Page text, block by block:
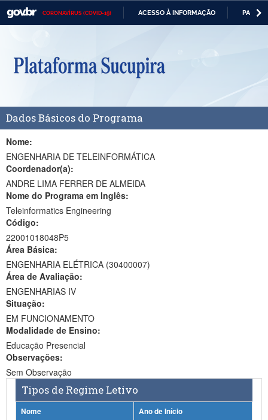
CORONAVÍRUS (COVID-19) ACESSO À INFORMAÇÃO
Casa Civil
Ministério da Defesa
Ministério da Economia
Ministério da Infraestrutura
Ministério da Educação
Ministério da Cidadania
Ministério da Saúde
Ministério de Minas e Energia
Ministério da Ciência, Tecnologia, Inovações e Comunicações
Ministério do Meio Ambiente
Ministério do Turismo
Ministério do Desenvolvimento Regional
Controladoria-Geral da União
Ministério da Mulher, da Família e dos Direitos Humanos
Dados Básicos do Programa
Nome:
ENGENHARIA DE TELEINFORMÁTICA
Coordenador(a):
ANDRE LIMA FERRER DE ALMEIDA
Nome do Programa em Inglês:
Teleinformatics Engineering
Código:
22001018048P5
Área Básica:
ENGENHARIA ELÉTRICA (30400007)
Área de Avaliação:
ENGENHARIAS IV
Situação:
EM FUNCIONAMENTO
Modalidade de Ensino:
Educação Presencial
Observações:
Sem Observação
Tipos de Regime Letivo
Nome
Ano de Início